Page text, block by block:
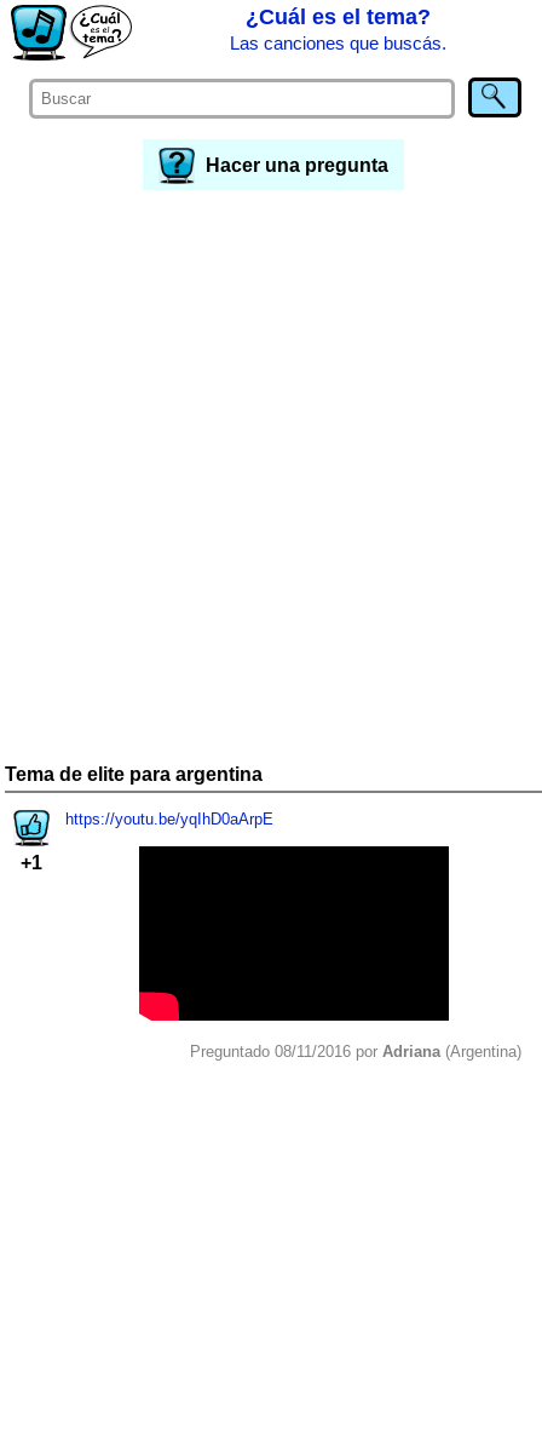
¿Cuál es el tema?
Las canciones que buscás.
Hacer una pregunta
Tema de elite para argentina
+1
https://youtu.be/yqIhD0aArpE
Preguntado 08/11/2016 por Adriana (Argentina)